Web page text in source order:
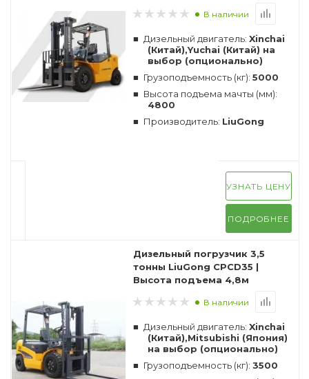
В наличии
Дизельный двигатель: Xinchai
(Китай),Yuchai (Китай) на
выбор (опционально)
Грузоподъемность (кг): 5000
Высота подъема мачты (мм):
4800
Производитель: LiuGong
УЗНАТЬ ЦЕНУ
ПОДРОБНЕЕ
Дизельный погрузчик 3,5
тонны LiuGong CPCD35 |
Высота подъема 4,8м
В наличии
Дизельный двигатель: Xinchai
(Китай),Mitsubishi (Япония)
на выбор (опционально)
Грузоподъемность (кг): 3500